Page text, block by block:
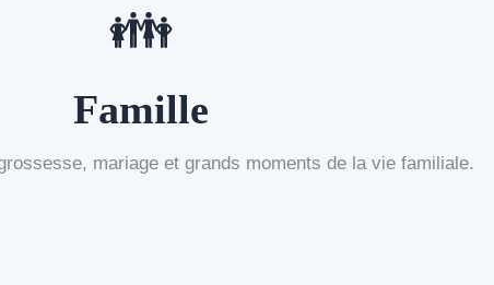
👪
Famille
mariage et grands moments de la vie familiale.